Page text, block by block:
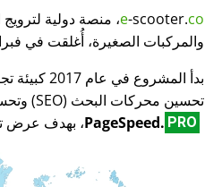
e-scooter.co
، منصة دولية لترويج
والمركبات الصغيرة، أُغلقت في فبراير
بدأ المشروع
تحسين محركات البحث (SEO) وتحسين الأداء
PageSpeed. PRO ، بهدف عرض